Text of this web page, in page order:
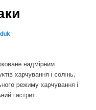
надмірним
харчування і солінь,
режиму харчування і
гастрит.